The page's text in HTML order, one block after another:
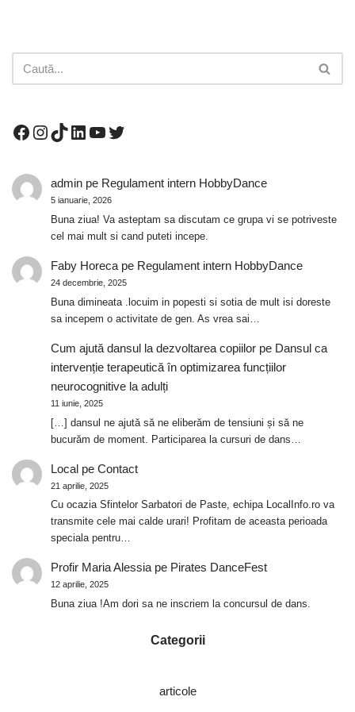
adminpe Regulament intern HobbyDance
5 ianuarie, 2026
Buna ziua! Va asteptam sa discutam ce grupa vi se potriveste
cel mai mult si cand puteti incepe.
Faby Horecape Regulament intern HobbyDance
24 decembrie, 2025
Buna dimineata .locuim in popesti si sotia de mult isi doreste
sa incepem o activitate de gen. As vrea sai…
Cum ajută dansul la dezvoltarea copiilorpe Dansul ca
intervenție terapeutică în optimizarea funcțiilor
neurocognitive la adulți
11 iunie, 2025
[…] dansul ne ajută să ne eliberăm de tensiuni și să ne
bucurăm de moment. Participarea la cursuri de dans…
Localpe Contact
21 aprilie, 2025
Cu ocazia Sfintelor Sarbatori de Paste, echipa LocalInfo.ro va
transmite cele mai calde urari! Profitam de aceasta perioada
speciala pentru…
Profir Maria Alessiape Pirates DanceFest
12 aprilie, 2025
Buna ziua !Am dori sa ne inscriem la concursul de dans.
Categorii
articole